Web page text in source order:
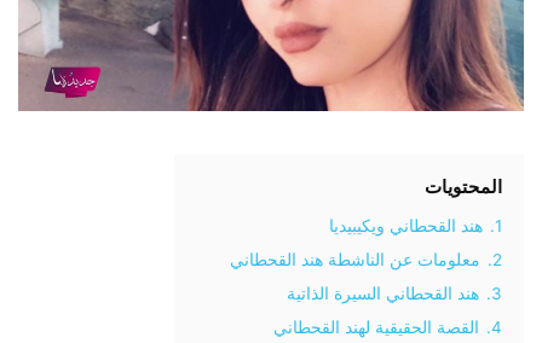
المحتويات
1.
هند القحطاني ويكيبيديا
2.
معلومات عن الناشطة هند القحطاني
3.
هند القحطاني السيرة الذاتية
4.
القصة الحقيقية لهند القحطاني